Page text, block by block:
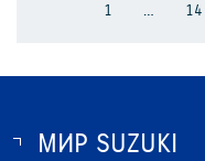
1 … 14
МИР SUZUKI